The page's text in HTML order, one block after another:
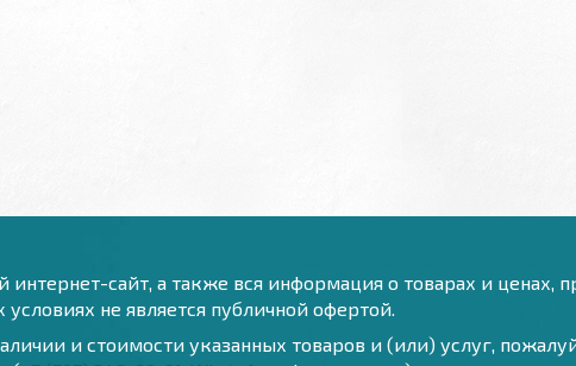
сайт, а также вся информация о товарах и ценах,
не является публичной офертой.
и стоимости указанных товаров и (или) услуг,